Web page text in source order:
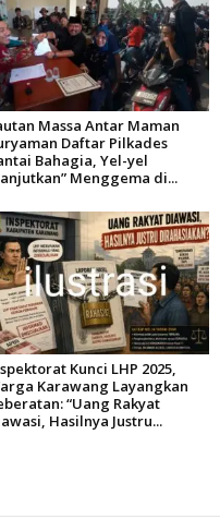
Massa Antar Maman
Daftar Pilkades
Bahagia, Yel-yel
Menggema di...
Kunci LHP 2025,
Karawang Layangkan
“Uang Rakyat
Hasilnya Justru...